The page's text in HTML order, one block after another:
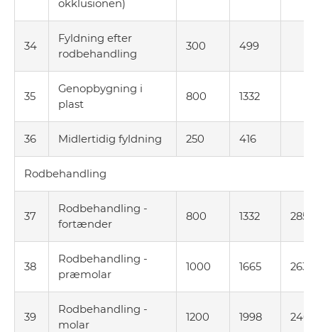
okklusionen)
34
Fyldning efter
rodbehandling
300 499
35
Genopbygning i
plast
800 1332
36 Midlertidig fyldning 250 416
Rodbehandling
37
Rodbehandling -
fortænder
800 1332 285
38
Rodbehandling -
præmolar
1000 1665 263
39
Rodbehandling -
molar
1200 1998 240